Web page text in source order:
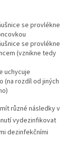
se provlékne
se provlékne
(vznikne tedy
uchycuje
(na rozdíl od jiných
různé následky v
vydezinfikovat
dezinfekčními